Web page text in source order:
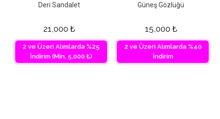
Deri Sandalet
21,000 ₺
2 ve Üzeri Alımlarda %25
İndirim (Min. 5,000 ₺)
Güneş Gözlüğü
15,000 ₺
2 ve Üzeri Alımlarda %40
İndirim